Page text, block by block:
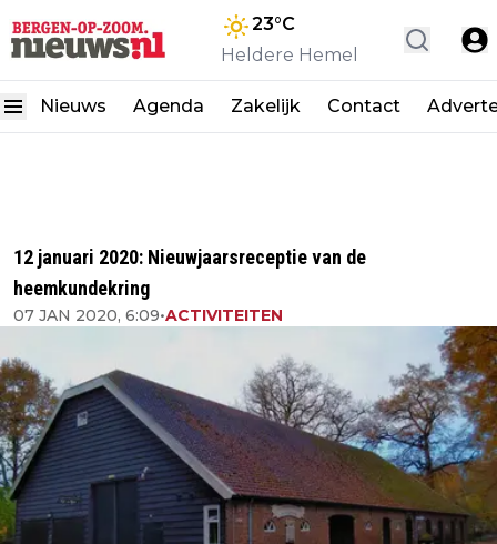
23°C
Heldere Hemel
Nieuws Agenda Zakelijk Contact
12 januari 2020: Nieuwjaarsreceptie van de
heemkundekring
07 JAN 2020, 6:09•ACTIVITEITEN